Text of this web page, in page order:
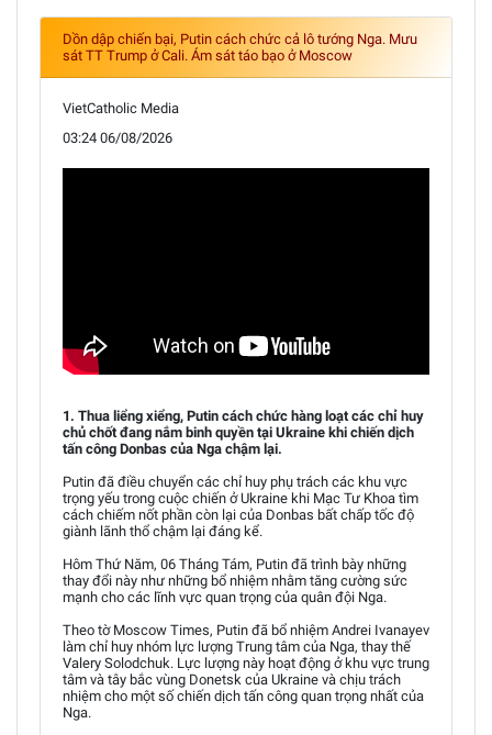
Dồn dập chiến bại, Putin cách chức cả lô tướng Nga. Mưu
sát TT Trump ở Cali. Ám sát táo bạo ở Moscow
VietCatholic Media
03:24 06/08/2026
1. Thua liểng xiểng, Putin cách chức hàng loạt các chỉ huy
chủ chốt đang nắm binh quyền tại Ukraine khi chiến dịch
tấn công Donbas của Nga chậm lại.
Putin đã điều chuyển các chỉ huy phụ trách các khu vực
trọng yếu trong cuộc chiến ở Ukraine khi Mạc Tư Khoa tìm
cách chiếm nốt phần còn lại của Donbas bất chấp tốc độ
giành lãnh thổ chậm lại đáng kể.
Hôm Thứ Năm, 06 Tháng Tám, Putin đã trình bày những
thay đổi này như những bổ nhiệm nhằm tăng cường sức
mạnh cho các lĩnh vực quan trọng của quân đội Nga.
Theo tờ Moscow Times, Putin đã bổ nhiệm Andrei Ivanayev
làm chỉ huy nhóm lực lượng Trung tâm của Nga, thay thế
Valery Solodchuk. Lực lượng này hoạt động ở khu vực trung
tâm và tây bắc vùng Donetsk của Ukraine và chịu trách
nhiệm cho một số chiến dịch tấn công quan trọng nhất của
Nga.